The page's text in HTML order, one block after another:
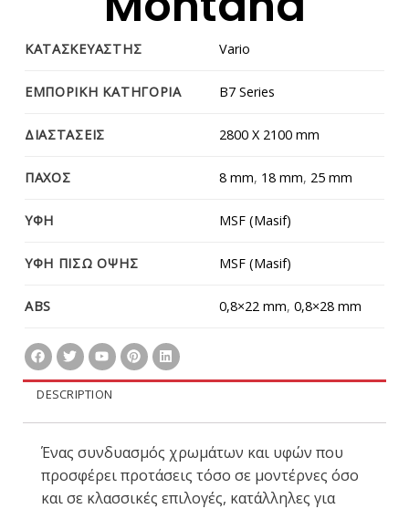
ΚΑΤΑΣΚΕΥΑΣΤΗΣ Vario
ΕΜΠΟΡΙΚΗ ΚΑΤΗΓΟΡΙΑ B7 Series
ΔΙΑΣΤΑΣΕΙΣ 2800 X 2100 mm
ΠΑΧΟΣ 8 mm, 18 mm, 25 mm
ΥΦΗ MSF (Masif)
ΥΦΗ ΠΙΣΩ ΟΨΗΣ MSF (Masif)
ABS 0,8×22 mm,0,8×28 mm
DESCRIPTION
Ένας συνδυασμός χρωμάτων και υφών που
προσφέρει προτάσεις τόσο σε μοντέρνες όσο
και σε κλασσικές επιλογές, κατάλληλες για